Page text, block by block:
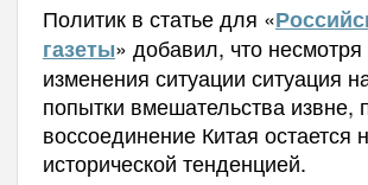
Политик в статье для «
газеты» добавил, что
изменения ситуации ситуация
попытки вмешательства извне,
воссоединение Китая остается
исторической тенденцией.